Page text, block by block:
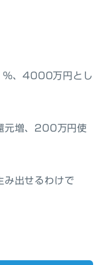
、4000万円とし
元増、200万円使
み出せるわけで